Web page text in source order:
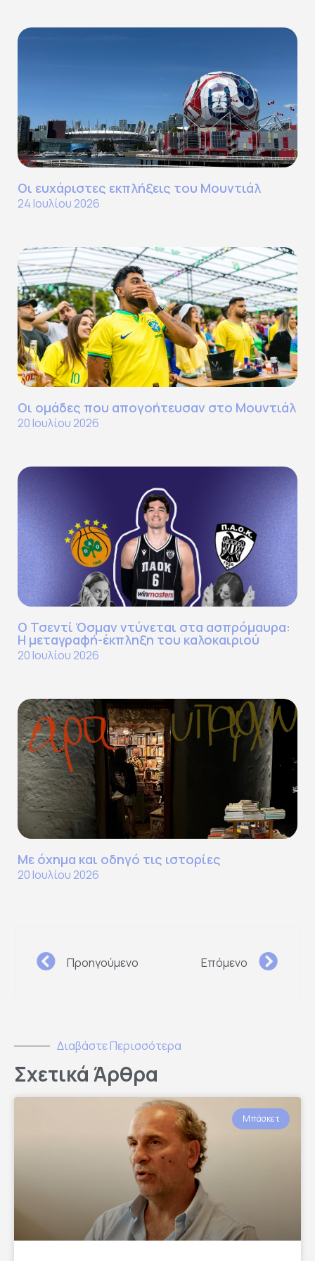
Οι ευχάριστες εκπλήξεις του Μουντιάλ
24 Ιουλίου 2026
Οι ομάδες που απογοήτευσαν στο Μουντιάλ
20 Ιουλίου 2026
Ο Τσεντί Όσμαν ντύνεται στα ασπρόμαυρα:
Η μεταγραφή-έκπληξη του καλοκαιριού
20 Ιουλίου 2026
Με όχημα και οδηγό τις ιστορίες
20 Ιουλίου 2026
Προηγούμενο Επόμενο
Διαβάστε Περισσότερα
Σχετικά Άρθρα
Μπάσκετ